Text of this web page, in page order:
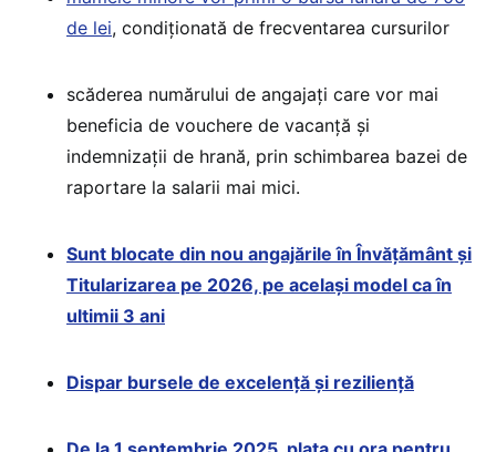
de lei, condiționată de frecventarea cursurilor
scăderea numărului de angajați care vor mai
beneficia de vouchere de vacanță și
indemnizații de hrană, prin schimbarea bazei de
raportare la salarii mai mici.
Sunt blocate din nou angajările în Învățământ și
Titularizarea pe 2026, pe același model ca în
ultimii 3 ani
Dispar bursele de excelență și reziliență